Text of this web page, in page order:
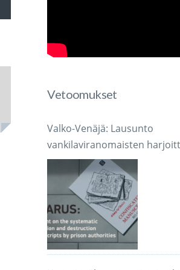
Vetoomukset
Valko-Venäjä: Lausunto
vankilaviranomaisten
järjestelmällisestä
takavarikoinnista ja